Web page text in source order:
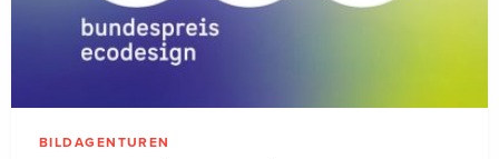
BILDAGENTUREN